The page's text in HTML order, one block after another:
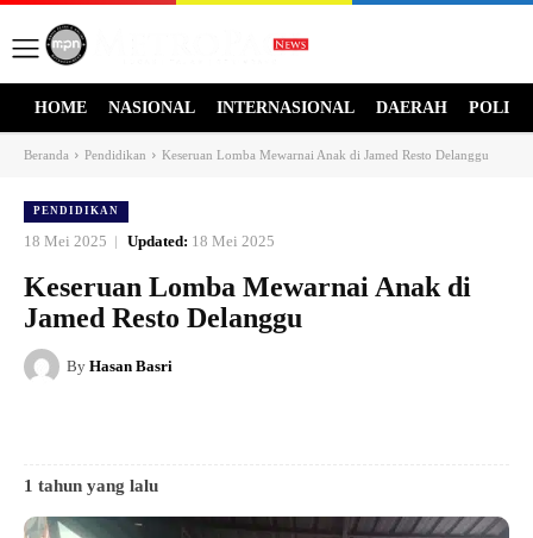
HOME NASIONAL INTERNASIONAL DAERAH
Beranda Pendidikan Keseruan Lomba Mewarnai Anak di Jamed Resto Delanggu
PENDIDIKAN
18 Mei 2025 Updated: 18 Mei 2025
Keseruan Lomba Mewarnai Anak di
Jamed Resto Delanggu
By Hasan Basri
1 tahun yang lalu